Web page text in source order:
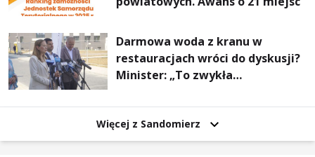
Darmowa woda z kranu w
restauracjach wróci do dyskusji?
Minister: „To zwykła
Więcej z Sandomierz